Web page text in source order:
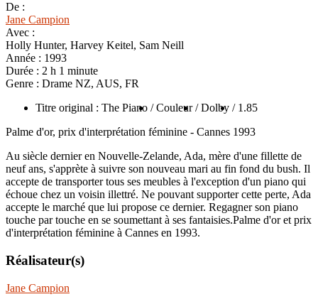
De :
Jane Campion
Avec :
Holly Hunter, Harvey Keitel, Sam Neill
Année : 1993
Durée : 2 h 1 minute
Genre : Drame NZ, AUS, FR
Titre original : The Piano / Couleur / Dolby / 1.85
Palme d'or, prix d'interprétation féminine - Cannes 1993
Au siècle dernier en Nouvelle-Zelande, Ada, mère d'une fillette de
neuf ans, s'apprète à suivre son nouveau mari au fin fond du bush. Il
accepte de transporter tous ses meubles à l'exception d'un piano qui
échoue chez un voisin illettré. Ne pouvant supporter cette perte, Ada
accepte le marché que lui propose ce dernier. Regagner son piano
touche par touche en se soumettant à ses fantaisies.Palme d'or et prix
d'interprétation féminine à Cannes en 1993.
Réalisateur(s)
Jane Campion